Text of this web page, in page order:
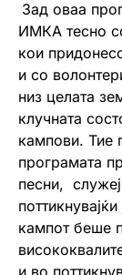
Зад оваа
ИМКА тесно
кои
и со
низ целата
клучната
кампови. Тие
програмата
песни,
кампот беше
и во